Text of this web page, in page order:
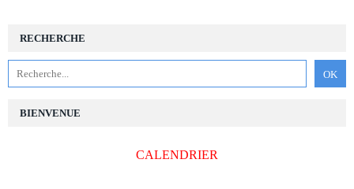
RECHERCHE
BIENVENUE
CALENDRIER